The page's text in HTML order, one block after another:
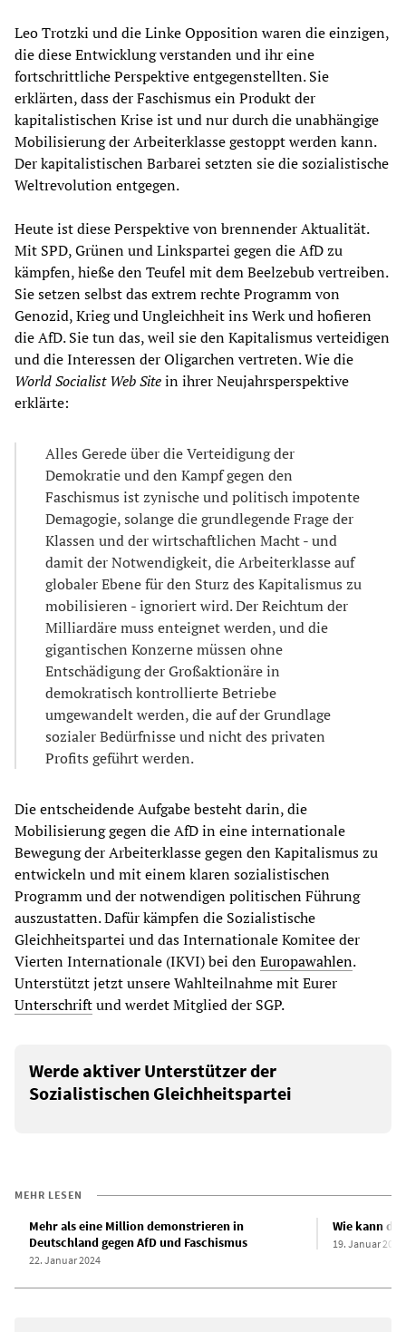
Leo Trotzki und die Linke Opposition waren die einzigen,
die diese Entwicklung verstanden und ihr eine
fortschrittliche Perspektive entgegenstellten. Sie
erklärten, dass der Faschismus ein Produkt der
kapitalistischen Krise ist und nur durch die unabhängige
Mobilisierung der Arbeiterklasse gestoppt werden kann.
Der kapitalistischen Barbarei setzten sie die sozialistische
Weltrevolution entgegen.
Heute ist diese Perspektive von brennender Aktualität.
Mit SPD, Grünen und Linkspartei gegen die AfD zu
kämpfen, hieße den Teufel mit dem Beelzebub vertreiben.
Sie setzen selbst das extrem rechte Programm von
Genozid, Krieg und Ungleichheit ins Werk und hofieren
die AfD. Sie tun das, weil sie den Kapitalismus verteidigen
und die Interessen der Oligarchen vertreten. Wie die
World Socialist Web Sitein ihrer Neujahrsperspektive
erklärte:
Alles Gerede über die Verteidigung der
Demokratie und den Kampf gegen den
Faschismus ist zynische und politisch impotente
Demagogie, solange die grundlegende Frage der
Klassen und der wirtschaftlichen Macht - und
damit der Notwendigkeit, die Arbeiterklasse auf
globaler Ebene für den Sturz des Kapitalismus zu
mobilisieren - ignoriert wird. Der Reichtum der
Milliardäre muss enteignet werden, und die
gigantischen Konzerne müssen ohne
Entschädigung der Großaktionäre in
demokratisch kontrollierte Betriebe
umgewandelt werden, die auf der Grundlage
sozialer Bedürfnisse und nicht des privaten
Profits geführt werden.
Die entscheidende Aufgabe besteht darin, die
Mobilisierung gegen die AfD in eine internationale
Bewegung der Arbeiterklasse gegen den Kapitalismus zu
entwickeln und mit einem klaren sozialistischen
Programm und der notwendigen politischen Führung
auszustatten. Dafür kämpfen die Sozialistische
Gleichheitspartei und das Internationale Komitee der
Vierten Internationale (IKVI) bei denEuropawahlen.
Unterstützt jetzt unsere Wahlteilnahme mit Eurer
Unterschriftund werdet Mitglied der SGP.
Werde aktiver Unterstützer der
Sozialistischen Gleichheitspartei
MEHR LESEN
Mehr als eine Million demonstrieren in
Deutschland gegen AfD und Faschismus
22. Januar 2024
Wie kann
19. Januar 2024